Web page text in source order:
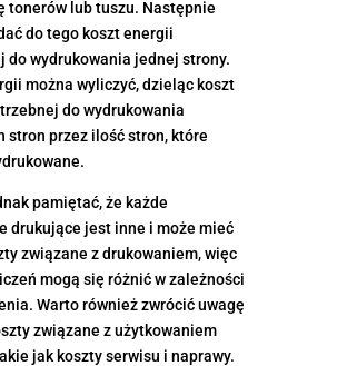
tonerów lub tuszu. Następnie
do tego koszt energii
do wydrukowania jednej strony.
można wyliczyć, dzieląc koszt
do wydrukowania
stron przez ilość stron, które
pamiętać, że każde
drukujące jest inne i może mieć
związane z drukowaniem, więc
mogą się różnić w zależności
Warto również zwrócić uwagę
związane z użytkowaniem
jak koszty serwisu i naprawy.